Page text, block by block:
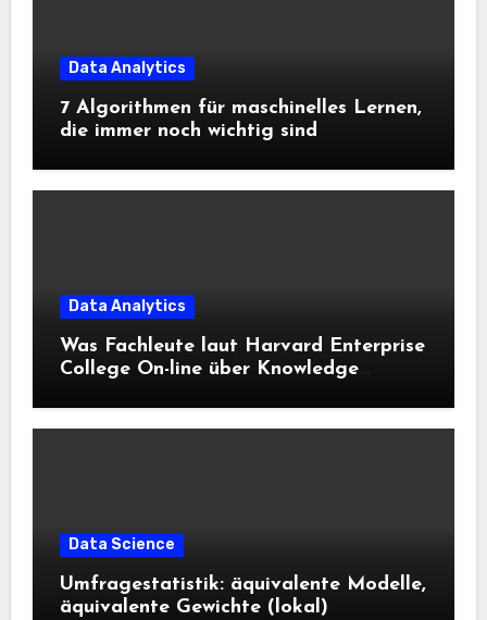
Data Analytics
7 Algorithmen für maschinelles Lernen,
die immer noch wichtig sind
Data Analytics
Was Fachleute laut Harvard Enterprise
College On-line über Knowledge
Data Science
Umfragestatistik: äquivalente Modelle,
äquivalente Gewichte (lokal)